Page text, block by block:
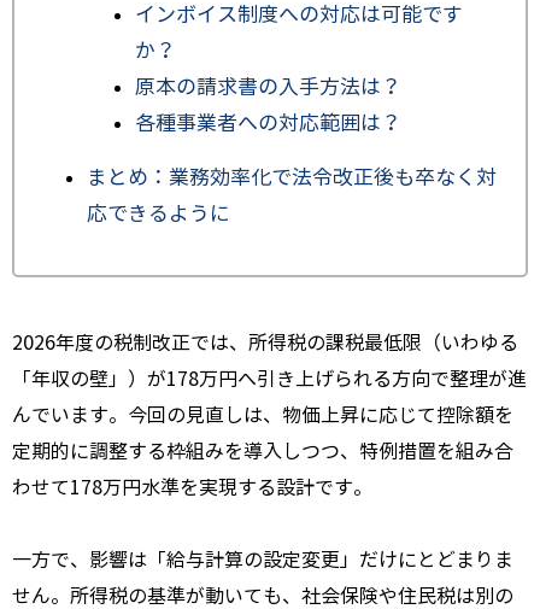
インボイス制度への対応は可能です
か？
原本の請求書の入手方法は？
各種事業者への対応範囲は？
まとめ：業務効率化で法令改正後も卒なく対
応できるように
2026年度の税制改正では、所得税の課税最低限（いわゆる
「年収の壁」）が178万円へ引き上げられる方向で整理が進
んでいます。今回の見直しは、物価上昇に応じて控除額を
定期的に調整する枠組みを導入しつつ、特例措置を組み合
わせて178万円水準を実現する設計です。
一方で、影響は「給与計算の設定変更」だけにとどまりま
せん。所得税の基準が動いても、社会保険や住民税は別の